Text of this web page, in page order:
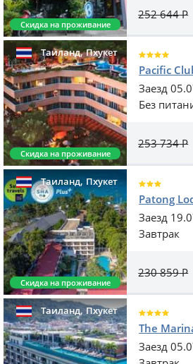
Скидка на проживание
252 644Р
Таиланд,Пхукет
Скидка на проживание
Pacific
Заезд
Без
253 734Р
Таиланд,Пхукет
Скидка на проживание
Patong
Заезд
Завтрак
230 859Р
Таиланд,Пхукет
The
Заезд